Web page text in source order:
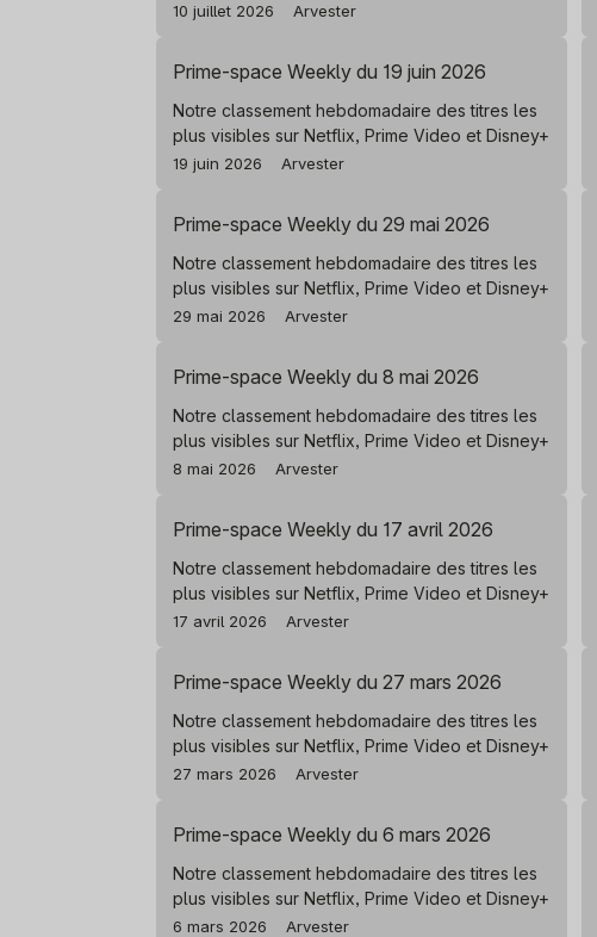
Arvester
10 juillet 2026
Prime-space Weekly du 19 juin 2026
Notre classement hebdomadaire des titres les
plus visibles sur Netflix, Prime Video et Disney+
Arvester
19 juin 2026
Prime-space Weekly du 29 mai 2026
Notre classement hebdomadaire des titres les
plus visibles sur Netflix, Prime Video et Disney+
Arvester
29 mai 2026
Prime-space Weekly du 8 mai 2026
Notre classement hebdomadaire des titres les
plus visibles sur Netflix, Prime Video et Disney+
Arvester
8 mai 2026
Prime-space Weekly du 17 avril 2026
Notre classement hebdomadaire des titres les
plus visibles sur Netflix, Prime Video et Disney+
Arvester
17 avril 2026
Prime-space Weekly du 27 mars 2026
Notre classement hebdomadaire des titres les
plus visibles sur Netflix, Prime Video et Disney+
Arvester
27 mars 2026
Prime-space Weekly du 6 mars 2026
Notre classement hebdomadaire des titres les
plus visibles sur Netflix, Prime Video et Disney+
Arvester
6 mars 2026